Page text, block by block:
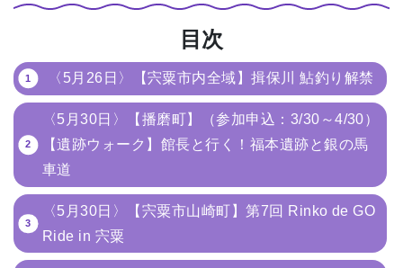
目次
〈5月26日〉【宍粟市内全域】揖保川 鮎釣り解禁
〈5月30日〉【播磨町】（参加申込：3/30～4/30）
【遺跡ウォーク】館長と行く！福本遺跡と銀の馬
車道
〈5月30日〉【宍粟市山崎町】第7回 Rinko de GO
Ride in 宍粟